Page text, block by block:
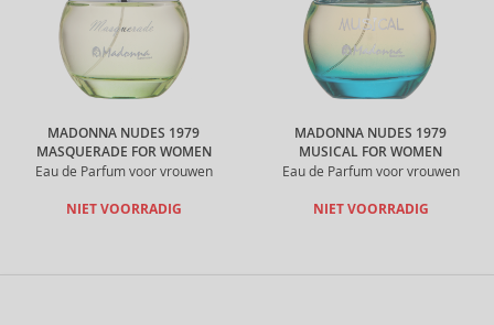
MADONNA NUDES 1979
MASQUERADE FOR WOMEN
Eau de Parfum voor vrouwen
NIET VOORRADIG
MADONNA NUDES 1979
MUSICAL FOR WOMEN
Eau de Parfum voor vrouwen
NIET VOORRADIG